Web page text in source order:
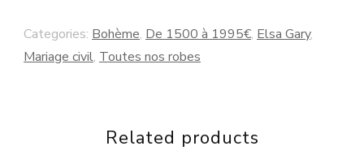
Categories: Bohème, De 1500 à 1995€, Elsa Gary,
Mariage civil, Toutes nos robes
Related products